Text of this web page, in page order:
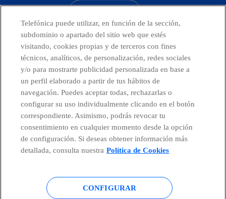
Países y Unidades emergentes
Canal de Denuncias
Centro Global Transparencia
Política de cookies Aviso legal
Telefónica puede utilizar, en función de la sección,
subdominio o apartado del sitio web que estés
visitando, cookies propias y de terceros con fines
técnicos, analíticos, de personalización, redes sociales
y/o para mostrarte publicidad personalizada en base a
un perfil elaborado a partir de tus hábitos de
navegación. Puedes aceptar todas, rechazarlas o
configurar su uso individualmente clicando en el botón
correspondiente. Asimismo, podrás revocar tu
consentimiento en cualquier momento desde la opción
de configuración. Si deseas obtener información más
detallada, consulta nuestra Política de Cookies
CONFIGURAR